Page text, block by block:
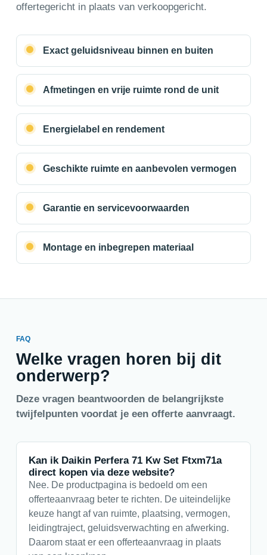
offertegericht in plaats van verkoopgericht.
Exact geluidsniveau binnen en buiten
Afmetingen en vrije ruimte rond de unit
Energielabel en rendement
Geschikte ruimte en aanbevolen vermogen
Garantie en servicevoorwaarden
Montage en inbegrepen materiaal
FAQ
Welke vragen horen bij dit
onderwerp?
Deze vragen beantwoorden de belangrijkste
twijfelpunten voordat je een offerte aanvraagt.
Kan ik Daikin Perfera 71 Kw Set Ftxm71a
direct kopen via deze website?
Nee. De productpagina is bedoeld om een
offerteaanvraag beter te richten. De uiteindelijke
keuze hangt af van ruimte, plaatsing, vermogen,
leidingtraject, geluidsverwachting en afwerking.
Daarom staat er een offerteaanvraag in plaats